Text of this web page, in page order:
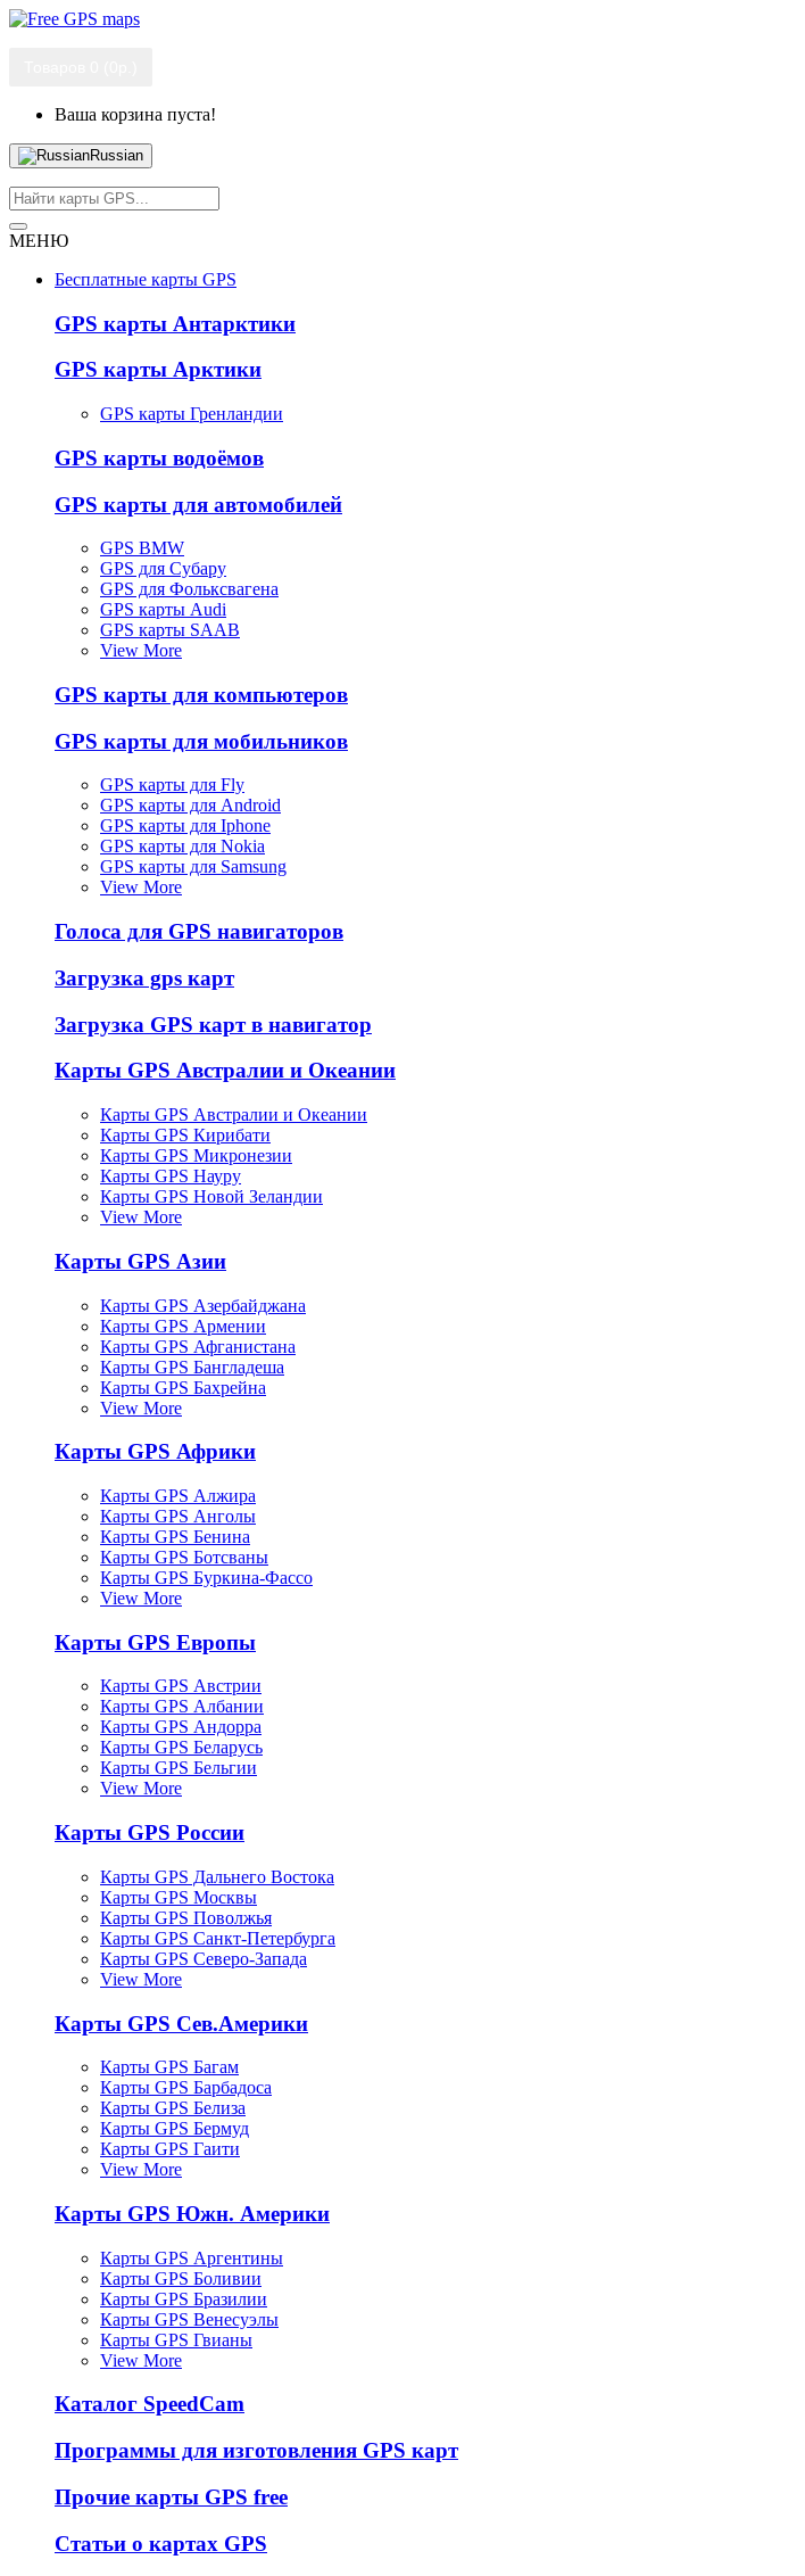
Ваша корзина пуста!
Russian
МЕНЮ
Бесплатные карты GPS
GPS карты Антарктики
GPS карты Арктики
GPS карты Гренландии
GPS карты водоёмов
GPS карты для автомобилей
GPS BMW
GPS для Субару
GPS для Фольксвагена
GPS карты Audi
GPS карты SAAB
View More
GPS карты для компьютеров
GPS карты для мобильников
GPS карты для Fly
GPS карты для Android
GPS карты для Iphone
GPS карты для Nokia
GPS карты для Samsung
View More
Голоса для GPS навигаторов
Загрузка gps карт
Загрузка GPS карт в навигатор
Карты GPS Австралии и Океании
Карты GPS Австралии и Океании
Карты GPS Кирибати
Карты GPS Микронезии
Карты GPS Науру
Карты GPS Новой Зеландии
View More
Карты GPS Азии
Карты GPS Азербайджана
Карты GPS Армении
Карты GPS Афганистана
Карты GPS Бангладеша
Карты GPS Бахрейна
View More
Карты GPS Африки
Карты GPS Алжира
Карты GPS Анголы
Карты GPS Бенина
Карты GPS Ботсваны
Карты GPS Буркина-Фассо
View More
Карты GPS Европы
Карты GPS Австрии
Карты GPS Албании
Карты GPS Андорра
Карты GPS Беларусь
Карты GPS Бельгии
View More
Карты GPS России
Карты GPS Дальнего Востока
Карты GPS Москвы
Карты GPS Поволжья
Карты GPS Санкт-Петербурга
Карты GPS Северо-Запада
View More
Карты GPS Сев.Америки
Карты GPS Багам
Карты GPS Барбадоса
Карты GPS Белиза
Карты GPS Бермуд
Карты GPS Гаити
View More
Карты GPS Южн. Америки
Карты GPS Аргентины
Карты GPS Боливии
Карты GPS Бразилии
Карты GPS Венесуэлы
Карты GPS Гвианы
View More
Каталог SpeedCam
Программы для изготовления GPS карт
Прочие карты GPS free
Статьи о картах GPS